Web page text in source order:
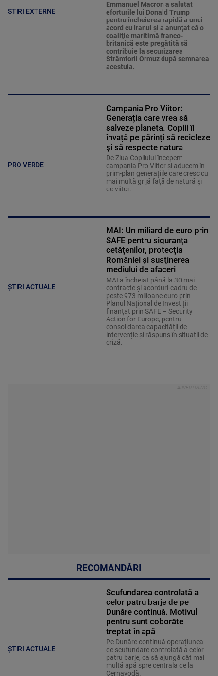
STIRI EXTERNE
Emmanuel Macron a salutat
eforturile lui Donald Trump
pentru încheierea rapidă a unui
acord cu Iranul şi a anunţat că o
coaliţie maritimă franco-
britanică este pregătită să
contribuie la securizarea
Strâmtorii Ormuz după semnarea
acestuia.
PRO VERDE
Campania Pro Viitor:
Generația care vrea să
salveze planeta. Copiii îi
învață pe părinți să recicleze
și să respecte natura
De Ziua Copilului începem
campania Pro Viitor și aducem în
prim-plan generațiile care cresc cu
mai multă grijă față de natură și
de viitor.
ȘTIRI ACTUALE
MAI: Un miliard de euro prin
SAFE pentru siguranţa
cetăţenilor, protecţia
României şi susţinerea
mediului de afaceri
MAI a încheiat până la 30 mai
contracte și acorduri-cadru de
peste 973 milioane euro prin
Planul Național de Investiții
finanțat prin SAFE – Security
Action for Europe, pentru
consolidarea capacității de
intervenție și răspuns în situații de
criză.
RECOMANDĂRI
ȘTIRI ACTUALE
Scufundarea controlată a
celor patru barje de pe
Dunăre continuă. Motivul
pentru sunt coborâte
treptat în apă
Pe Dunăre continuă operațiunea
de scufundare controlată a celor
patru barje, ca să ajungă cât mai
multă apă spre centrala de la
Cernavodă.